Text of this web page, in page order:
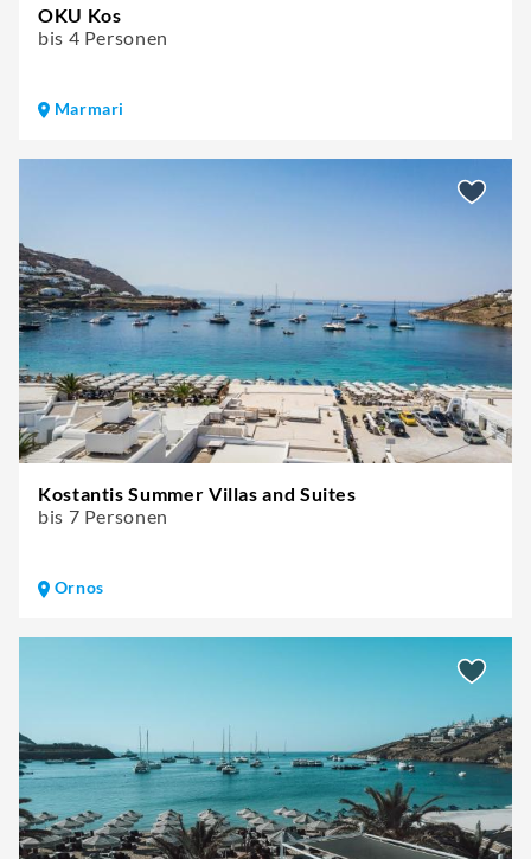
OKU Kos
bis 4 Personen
Marmari
Kostantis Summer Villas and Suites
bis 7 Personen
Ornos